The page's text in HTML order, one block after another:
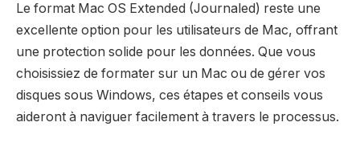
Le format Mac OS Extended (Journaled) reste une
excellente option pour les utilisateurs de Mac, offrant
une protection solide pour les données. Que vous
choisissiez de formater sur un Mac ou de gérer vos
disques sous Windows, ces étapes et conseils vous
aideront à naviguer facilement à travers le processus.